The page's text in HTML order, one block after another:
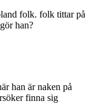
folk. folk tittar på
han?
han är naken på
finna sig